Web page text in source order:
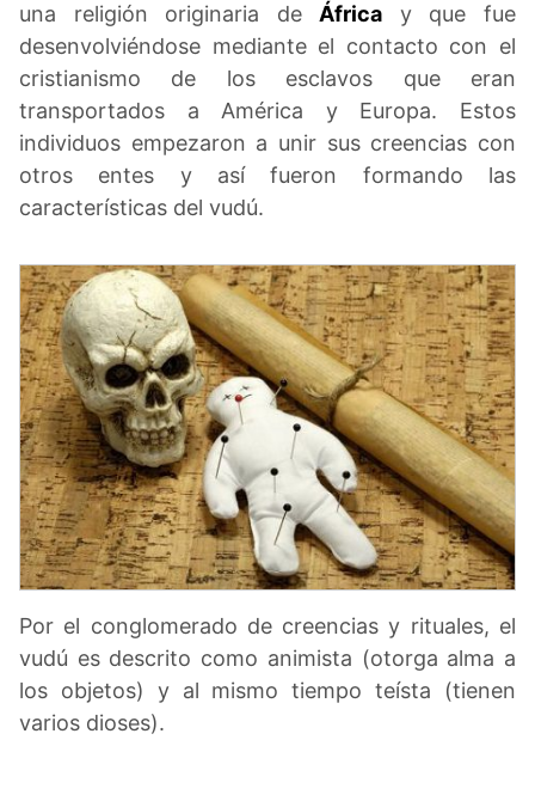
una religión originaria de África y que fue
desenvolviéndose mediante el contacto con el
cristianismo de los esclavos que eran
transportados a América y Europa. Estos
individuos empezaron a unir sus creencias con
otros entes y así fueron formando las
características del vudú.
Por el conglomerado de creencias y rituales, el
vudú es descrito como animista (otorga alma a
los objetos) y al mismo tiempo teísta (tienen
varios dioses).